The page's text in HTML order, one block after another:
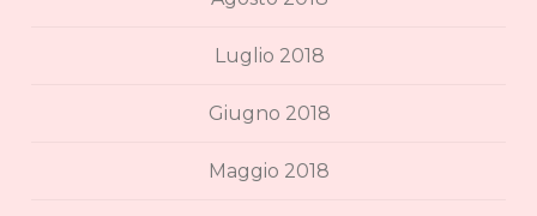
Luglio 2018
Giugno 2018
Maggio 2018